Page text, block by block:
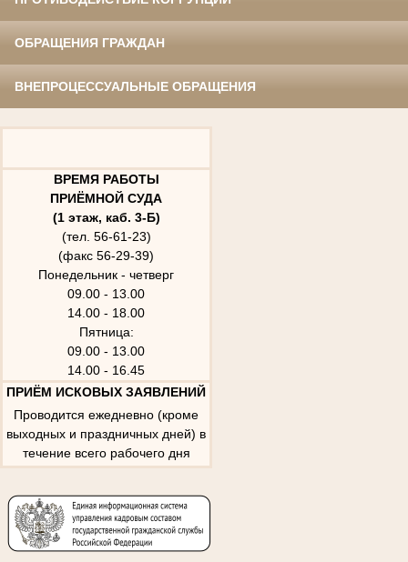
ОБРАЩЕНИЯ ГРАЖДАН
ВНЕПРОЦЕССУАЛЬНЫЕ ОБРАЩЕНИЯ
ВРЕМЯ РАБОТЫ
ПРИЁМНОЙ СУДА
(1 этаж, каб. 3-Б)
(тел. 56-61-23)
(факс 56-29-39)
Понедельник - четверг
09.00 - 13.00
14.00 - 18.00
Пятница:
09.00 - 13.00
14.00 - 16.45
ПРИЁМ ИСКОВЫХ ЗАЯВЛЕНИЙ
Проводится ежедневно (кроме
выходных и праздничных дней) в
течение всего рабочего дня